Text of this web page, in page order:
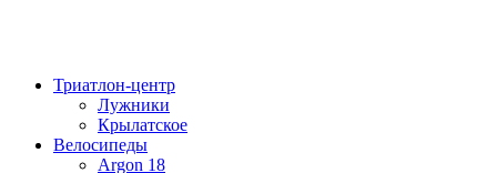
Триатлон-центр
Лужники
Крылатское
Велосипеды
Argon 18